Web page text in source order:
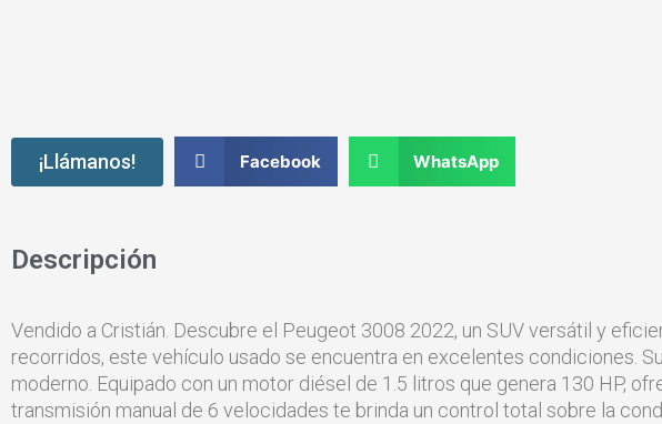
¡Llámanos! Facebook WhatsApp
Descripción
Vendido a Cristián. Descubre el Peugeot 3008 2022, un SUV versátil y
recorridos, este vehículo usado se encuentra en excelentes condiciones.
moderno. Equipado con un motor diésel de 1.5 litros que genera 130 HP,
transmisión manual de 6 velocidades te brinda un control total sobre la